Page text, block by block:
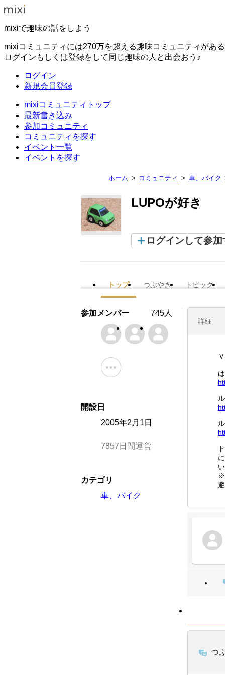
mixiで趣味の話をしよう
mixiコミュニティには270万を超える趣味コミュニティがあ
ログインもしくは登録をして同じ趣味の人と出会おう♪
ログイン
新規会員登録
mixiコミュニティトップ
最新書き込み
参加コミュニティ
コミュニティを探す
イベント一覧
イベントを探す
ホーム コミュニティ 車、バイク
LUPOが好き
ログインして参加
トップ つぶやき トピック
詳細
※
つ
参加メンバー 745人
開設日
2005年2月1日
7857日間運営
カテゴリ
車、バイク